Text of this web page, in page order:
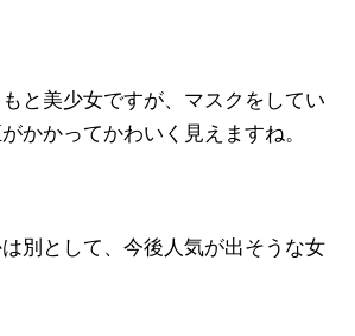
と美少女ですが、マスクをしてい
かかってかわいく見えますね。
別として、今後人気が出そうな女